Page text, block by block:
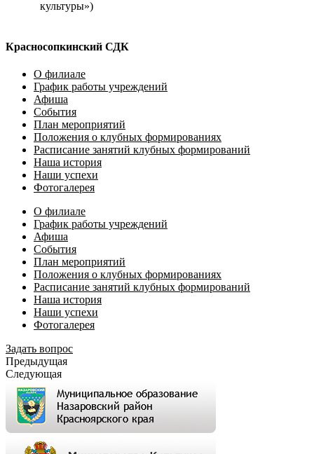
культуры»)
Красносопкинский СДК
О филиале
График работы учреждений
Афиша
События
План мероприятий
Положения о клубных формированиях
Расписание занятий клубных формирований
Наша история
Наши успехи
Фотогалерея
О филиале
График работы учреждений
Афиша
События
План мероприятий
Положения о клубных формированиях
Расписание занятий клубных формирований
Наша история
Наши успехи
Фотогалерея
Задать вопрос
Предыдущая
Следующая